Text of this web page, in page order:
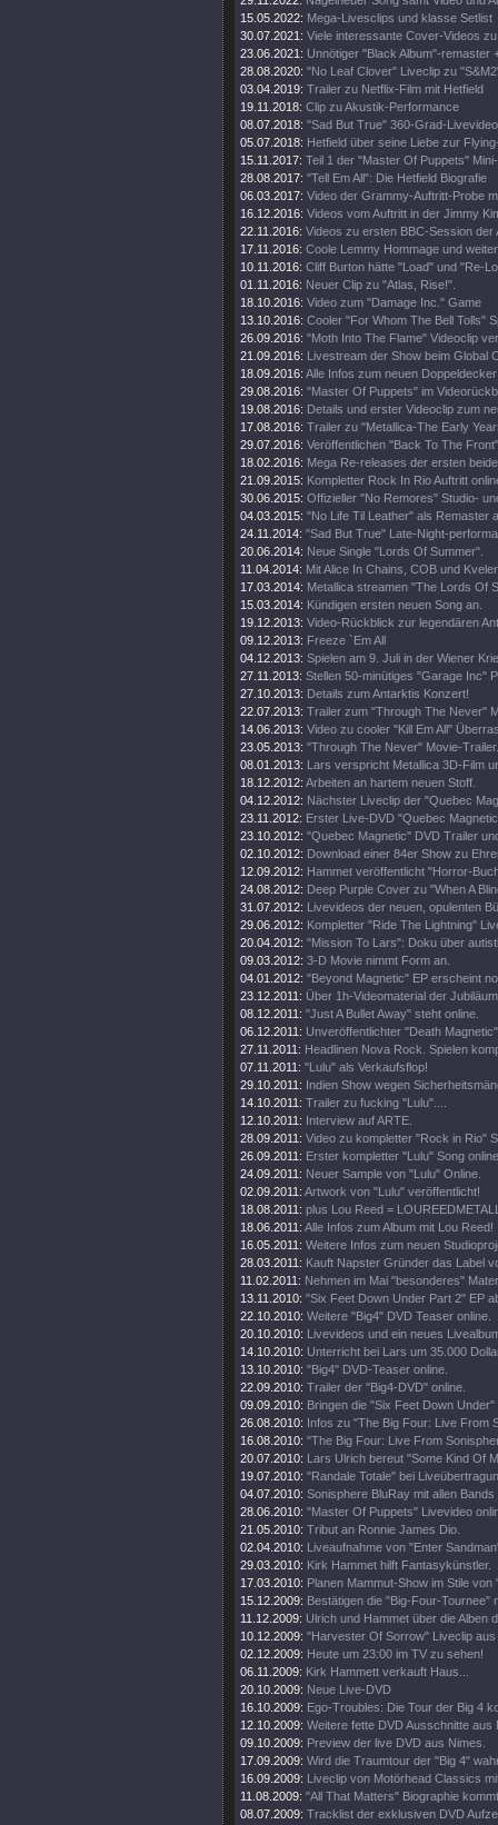
15.05.2022: Mega-Livesclips und klasse Setlist
30.07.2021: Viele interessante Cover-Videos
23.06.2021: Unnötiger "Black Album"-remaster
28.08.2020: "No Leaf Clover" Liveclip zu
03.04.2019: Trailer zu Netflix-Film mit Hetfield
19.11.2018: Clip zu Akustik-Performance
08.07.2018: "Sad But True" 360-Grad-Livevideo
05.07.2018: Hetfield über seine Liebe zur
15.11.2017: Teil 1 der "Master Of Puppets"
28.08.2017: "Tell Em All": Die Hetfield Biografie
06.03.2017: Video der Grammy-Auftritt-Probe
16.12.2016: Videos vom Auftritt in der Jimmy
22.11.2016: Videos zu ersten BBC-Session der
17.11.2016: Coole Lemmy Hommage und
10.11.2016: Cliff Burton hätte "Load" und "Re-
01.11.2016: Neuer Clip zu "Atlas, Rise!".
18.10.2016: Video zum "Damage Inc." Game
13.10.2016: Cooler "For Whom The Bell Tolls"
26.09.2016: "Moth Into The Flame" Videoclip
21.09.2016: Livestream der Show beim Global
18.09.2016: Alle Infos zum neuen
29.08.2016: "Master Of Puppets" im
19.08.2016: Details und erster Videoclip zum
17.08.2016: Trailer zu "Metallica-The Early
29.07.2016: Veröffentlichen "Back To The
18.02.2016: Mega Re-releases der ersten
21.09.2015: Kompletter Rock In Rio Auftritt
30.06.2015: Offizieller "No Remores" Studio-
04.03.2015: "No Life Til Leather" als Remaster
24.11.2014: "Sad But True" Late-Night-
20.06.2014: Neue Single "Lords Of Summer".
11.04.2014: Mit Alice In Chains, COB und
17.03.2014: Metallica streamen "The Lords Of
15.03.2014: Kündigen ersten neuen Song an.
19.12.2013: Video-Rückblick zur legendären
09.12.2013: Freeze `Em All
04.12.2013: Spielen am 9. Juli in der Wiener
27.11.2013: Stellen 50-minütiges "Garage Inc"
27.10.2013: Details zum Antarktis Konzert!
22.07.2013: Trailer zum "Through The Never"
14.06.2013: Video zu cooler "Kill Em All"
23.05.2013: "Through The Never" Movie-Trailer.
08.01.2013: Lars verspricht Metallica 3D-Film
18.12.2012: Arbeiten an hartem neuen Stoff.
04.12.2012: Nächster Liveclip der "Quebec
23.11.2012: Erster Live-DVD "Quebec
23.10.2012: "Quebec Magnetic" DVD Trailer
02.10.2012: Download einer 84er Show zu
12.09.2012: Hammet veröffentlicht "Horror-
24.08.2012: Deep Purple Cover zu "When A
31.07.2012: Livevideos der neuen, opulenten
29.06.2012: Kompletter "Ride The Lightning"
20.04.2012: "Mission To Lars": Doku über
09.03.2012: 3-D Movie nimmt Form an.
04.01.2012: "Beyond Magnetic" EP erscheint
23.12.2011: Über 1h-Videomaterial der
08.12.2011: "Just A Bullet Away" steht online.
06.12.2011: Unveröffentlichter "Death
27.11.2011: Headlinen Nova Rock. Spielen
07.11.2011: "Lulu" als Verkaufsflop!
29.10.2011: Indien Show wegen
14.10.2011: Trailer zu fucking "Lulu"....
12.10.2011: Interview auf ARTE.
28.09.2011: Video zu kompletter "Rock in Rio"
26.09.2011: Erster kompletter "Lulu" Song
24.09.2011: Neuer Sample von "Lulu" Online.
02.09.2011: Artwork von "Lulu" veröffentlicht!
18.08.2011: plus Lou Reed =
18.06.2011: Alle Infos zum Album mit Lou Reed!
16.05.2011: Weitere Infos zum neuen
28.03.2011: Kauft Napster Gründer das Label
11.02.2011: Nehmen im Mai "besonderes"
13.11.2010: "Six Feet Down Under Part 2" EP
22.10.2010: Weitere "Big4" DVD Teaser online.
20.10.2010: Livevideos und ein neues
14.10.2010: Unterricht bei Lars um 35.000
13.10.2010: "Big4" DVD-Teaser online.
22.09.2010: Trailer der "Big4-DVD" online.
09.09.2010: Bringen die "Six Feet Down Under"
26.08.2010: Infos zu "The Big Four: Live From
16.08.2010: "The Big Four: Live From
20.07.2010: Lars Ulrich bereut "Some Kind Of
19.07.2010: "Randale Totale" bei
04.07.2010: Sonisphere BluRay mit allen Bands
28.06.2010: "Master Of Puppets" Livevideo
21.05.2010: Tribut an Ronnie James Dio.
02.04.2010: Liveaufnahme von "Enter
29.03.2010: Kirk Hammet hilft Fantasykünstler.
17.03.2010: Planen Mammut-Show im Stile von
15.12.2009: Bestätigen die "Big-Four-Tournee"
11.12.2009: Ulrich und Hammet über die Alben
10.12.2009: "Harvester Of Sorrow" Liveclip
02.12.2009: Heute um 23:00 im TV zu sehen!
06.11.2009: Kirk Hammett verkauft Haus...
20.10.2009: Neue Live-DVD
16.10.2009: Ego-Troubles: Die Tour der Big 4
12.10.2009: Weitere fette DVD Ausschnitte aus
09.10.2009: Preview der live DVD aus Nimes.
17.09.2009: Wird die Traumtour der "Big 4"
16.09.2009: Liveclip von Motörhead Classics
11.08.2009: "All That Matters" Biographie
08.07.2009: Tracklist der exklusiven DVD